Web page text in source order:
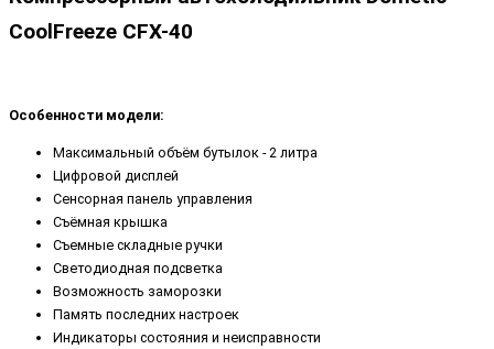
CoolFreeze CFX-40
Особенности модели:
Максимальный объём бутылок - 2 литра
Цифровой дисплей
Сенсорная панель управления
Съёмная крышка
Съемные складные ручки
Светодиодная подсветка
Возможность заморозки
Память последних настроек
Индикаторы состояния и неисправности